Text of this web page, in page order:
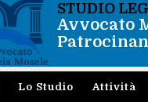
STUDIO
Avvocato
Lo Studio Attività